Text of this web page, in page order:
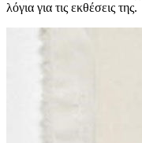
λόγια για τις εκθέσεις της.